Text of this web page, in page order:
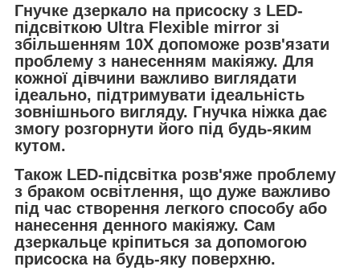
Гнучке дзеркало на присоску з LED-
підсвіткою Ultra Flexible mirror зі
збільшенням 10Х допоможе розв'язати
проблему з нанесенням макіяжу. Для
кожної дівчини важливо виглядати
ідеально, підтримувати ідеальність
зовнішнього вигляду. Гнучка ніжка дає
змогу розгорнути його під будь-яким
кутом.
Також LED-підсвітка розв'яже проблему
з браком освітлення, що дуже важливо
під час створення легкого способу або
нанесення денного макіяжу. Сам
дзеркальце кріпиться за допомогою
присоска на будь-яку поверхню.